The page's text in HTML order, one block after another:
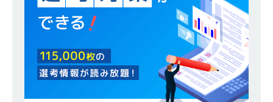
体育会積極採用企業
【 28卒 ｜ トップ企業内定の
登竜門!! 満足度98％のインターン 】 東京勤務・
転勤なし ｜ 文系IT未経験でもOK ｜ 新卒の3年以
内昇進率91％ ｜ IT社会の今まさに求められてい